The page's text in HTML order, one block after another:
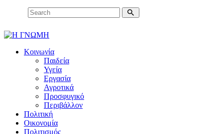
Κοινωνία
Παιδεία
Υγεία
Εργασία
Αγροτικά
Προσφυγικό
Περιβάλλον
Πολιτική
Οικονομία
Πολιτισμός